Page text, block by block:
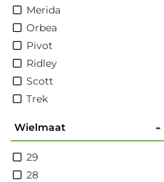
Merida
Orbea
Pivot
Ridley
Scott
Trek
Wielmaat -
29
28